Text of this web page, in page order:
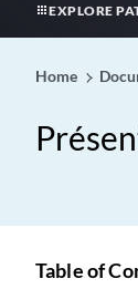
EXPLORE
Home
Table of